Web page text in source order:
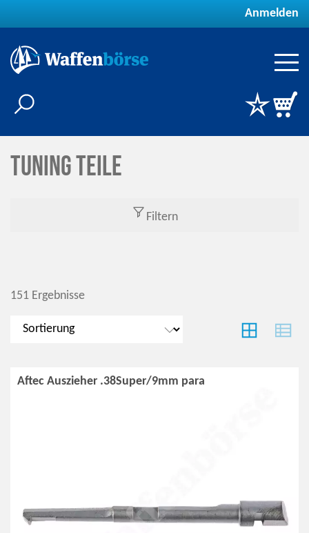
Anmelden
Tuning Teile
Filtern
151 Ergebnisse
Aftec Auszieher .38Super/9mm para